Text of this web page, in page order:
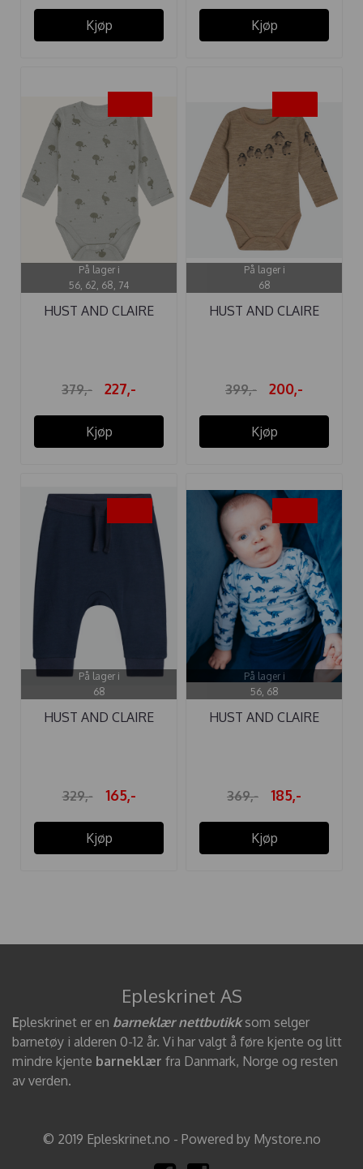
Kjøp Kjøp
På lager i
56, 62, 68, 74
HUST AND CLAIRE
379,- 227,-
Kjøp
På lager i
68
HUST AND CLAIRE
399,- 200,-
Kjøp
På lager i
68
HUST AND CLAIRE
329,- 165,-
Kjøp
På lager i
56, 68
HUST AND CLAIRE
369,- 185,-
Kjøp
Epleskrinet AS
Epleskrinet er en barneklær nettbutikksom selger
barnetøy i alderen 0-12 år. Vi har valgt å føre kjente og litt
mindre kjente barneklær fra Danmark, Norge og resten
av verden.
© 2019 Epleskrinet.no - Powered by Mystore.no